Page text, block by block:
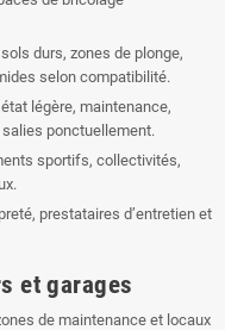
sols durs, zones de plonge,
selon compatibilité.
légère, maintenance,
ponctuellement.
sportifs, collectivités,
prestataires d’entretien et
et garages
de maintenance et locaux